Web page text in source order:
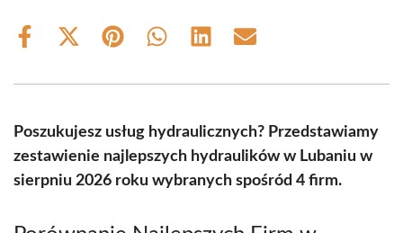
Share
Share
(Twitter)
Share Share Share Share
Poszukujesz usług hydraulicznych? Przedstawiamy
zestawienie najlepszych hydraulików w Lubaniu w
sierpniu 2026 roku wybranych spośród 4 firm.